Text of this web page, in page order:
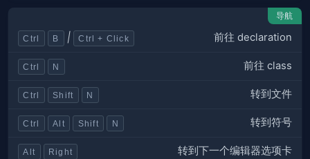
导航
Ctrl B | Ctrl + Click 前往 declaration
Ctrl N 前往 class
Ctrl Shift N 转到文件
Ctrl Alt Shift N 转到符号
Alt Right 转到下一个编辑器选项卡